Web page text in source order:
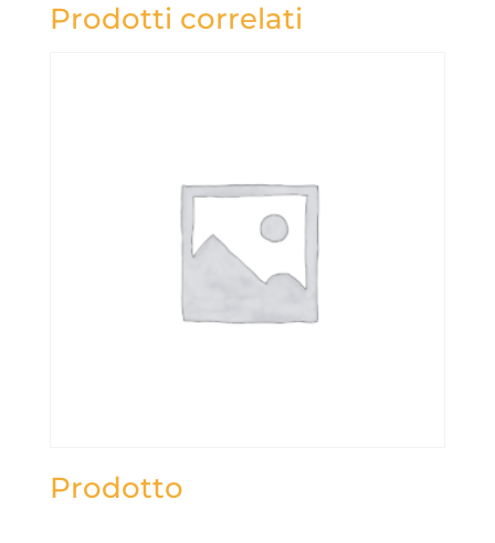
Prodotti correlati
Prodotto